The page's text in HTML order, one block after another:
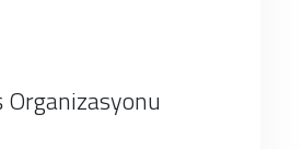
Organizasyonu